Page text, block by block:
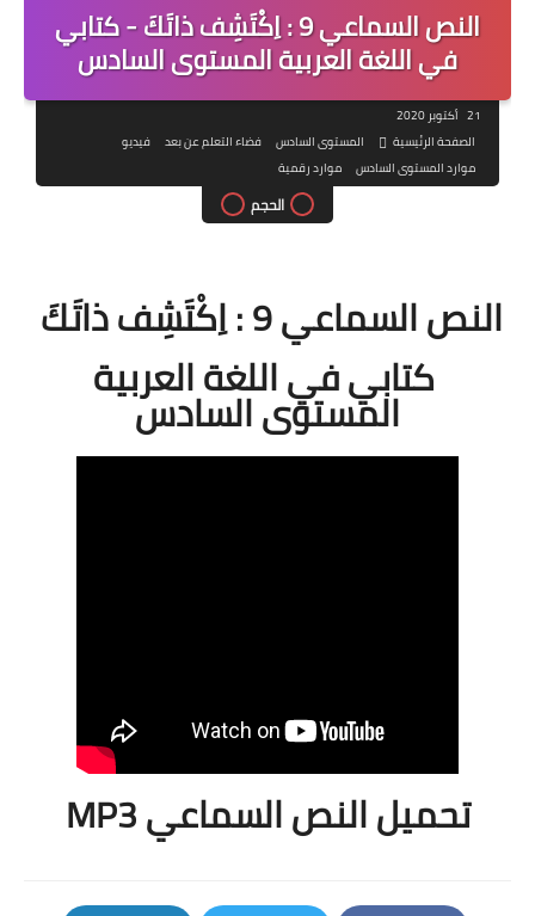
النص السماعي 9 : اِكْتَشِف ذاتَكَ - كتابي
في اللغة العربية المستوى السادس
21 أكتوبر 2020
الصفحة الرئيسية
المستوى السادس فضاء التعلم عن بعد
فيديو
موارد المستوى السادس
موارد رقمية
الحجم
النص السماعي 9 : اِكْتَشِف ذاتَكَ
كتابي في اللغة العربية
المستوى السادس
تحميل النص السماعي MP3